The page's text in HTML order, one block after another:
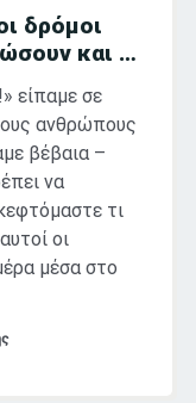
δρόμοι
και οι
είπαμε σε
ανθρώπους
βέβαια –
να
τι
οι
μέσα στο